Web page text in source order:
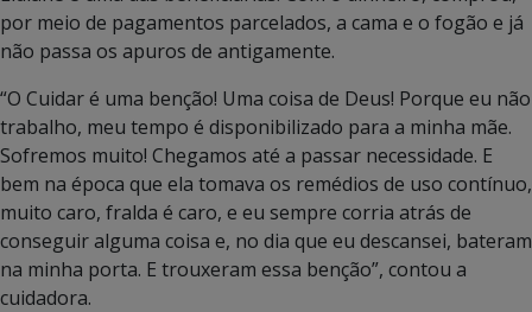
por meio de pagamentos parcelados, a cama e o fogão e já
não passa os apuros de antigamente.
“O Cuidar é uma benção! Uma coisa de Deus! Porque eu não
trabalho, meu tempo é disponibilizado para a minha mãe.
Sofremos muito! Chegamos até a passar necessidade. E
bem na época que ela tomava os remédios de uso contínuo,
muito caro, fralda é caro, e eu sempre corria atrás de
conseguir alguma coisa e, no dia que eu descansei, bateram
na minha porta. E trouxeram essa benção”, contou a
cuidadora.